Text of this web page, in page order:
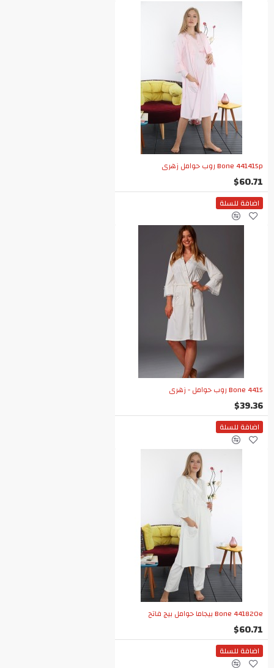
Bone 441415p روب حوامل زهري
$60.71
اضافة للسلة
Bone 4415 روب حوامل - زهري
$39.36
اضافة للسلة
Bone 441820e بيجاما حوامل بيج فاتح
$60.71
اضافة للسلة